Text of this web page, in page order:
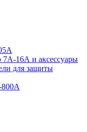
16А и аксессуары
для защиты